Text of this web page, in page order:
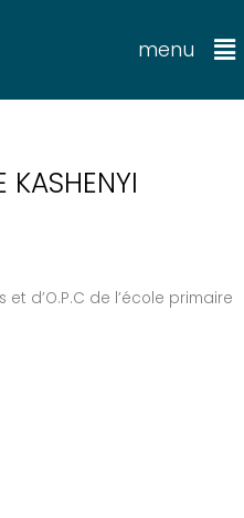
menu
KASHENYI
d’O.P.C de l’école primaire